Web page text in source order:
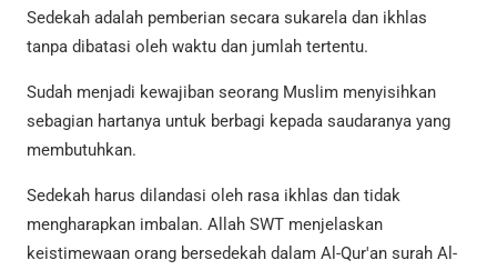
Sedekah adalah pemberian secara sukarela dan ikhlas
tanpa dibatasi oleh waktu dan jumlah tertentu.
Sudah menjadi kewajiban seorang Muslim menyisihkan
sebagian hartanya untuk berbagi kepada saudaranya yang
membutuhkan.
Sedekah harus dilandasi oleh rasa ikhlas dan tidak
mengharapkan imbalan. Allah SWT menjelaskan
keistimewaan orang bersedekah dalam Al-Qur'an surah Al-